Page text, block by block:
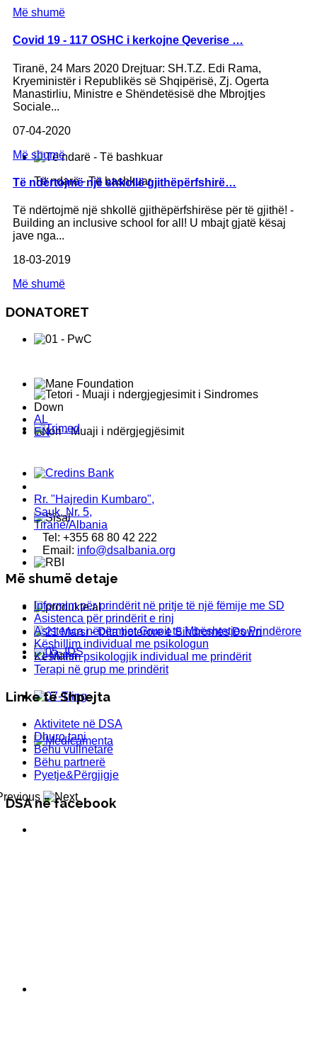
Të ndarë - Të bashkuar
Tetori - Muaji i ndërgjegjësimit
21 Marsi
Më shumë
Covid 19 - 117 OSHC i kerkojne Qeverise …
Tiranë, 24 Mars 2020 Drejtuar: SH.T.Z. Edi Rama,
Kryeministër i Republikës së Shqipërisë, Zj. Ogerta
Manastirliu, Ministre e Shëndetësisë dhe Mbrojtjes
Sociale...
07-04-2020
Më shumë
Të ndërtojmë një shkollë gjithëpërfshirë…
Të ndërtojmë një shkollë gjithëpërfshirëse për të gjithë! -
Building an inclusive school for all! U mbajt gjatë kësaj
jave nga...
18-03-2019
Më shumë
DONATORET
AL
EN
Rr. "Hajredin Kumbaro",
Sauk, Nr. 5,
Tirane/Albania
Tel: +355 68 80 42 222
Email: info@dsalbania.org
Më shumë detaje
Informim për prindërit në pritje të një fëmije me SD
Asistenca për prindërit e rinj
Asistenca nëpërmjet Grupit të Mbështetjes Prindërore
Këshillim individual me psikologun
Këshillim psikologjik individual me prindërit
Terapi në grup me prindërit
Linke të Shpejta
Aktivitete në DSA
Dhuro tani
Bëhu vullnetarë
Bëhu partnerë
Pyetje&Përgjigje
DSA në facebook